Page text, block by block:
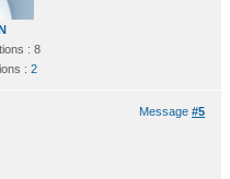
: 8
: 2
Message #5